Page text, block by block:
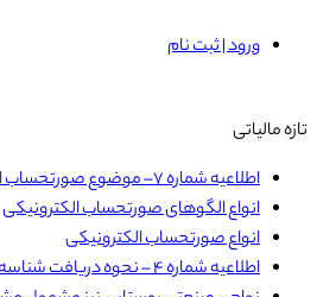
ورود | ثبت نام
تازه مالیاتی
اطلاعیه شماره ۷– موضوع صورتحساب الکترونیکی
انواع الگوهای صورتحساب الکترونیکی
انواع صورتحساب الکترونیکی
اطلاعیه شماره ۴ – نحوه دریافت شناسه کالا و خدمات